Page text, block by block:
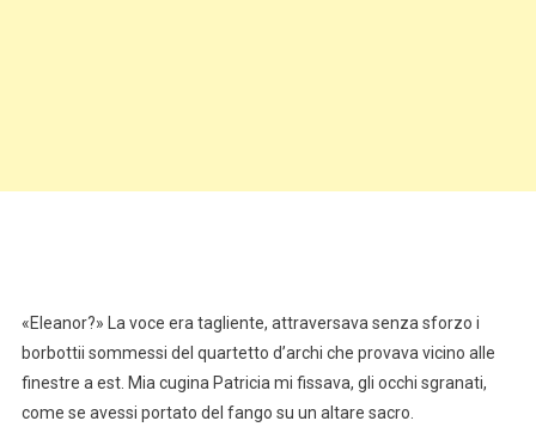
«Eleanor?» La voce era tagliente, attraversava senza sforzo i
borbottii sommessi del quartetto d’archi che provava vicino alle
finestre a est. Mia cugina Patricia mi fissava, gli occhi sgranati,
come se avessi portato del fango su un altare sacro.